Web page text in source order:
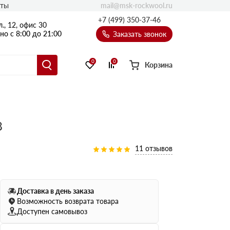
12, офис 30
с 8:00 до 21:00
+7 (499) 350-37-46
Заказать звонок
100 мм
Руф Баттс
Балкон
Эсктра
Оптима
0 0 Корзина
mail@msk-rockwool.ru
11 отзывов
Доставка в день заказа
Возможность возврата товара
Доступен самовывоз